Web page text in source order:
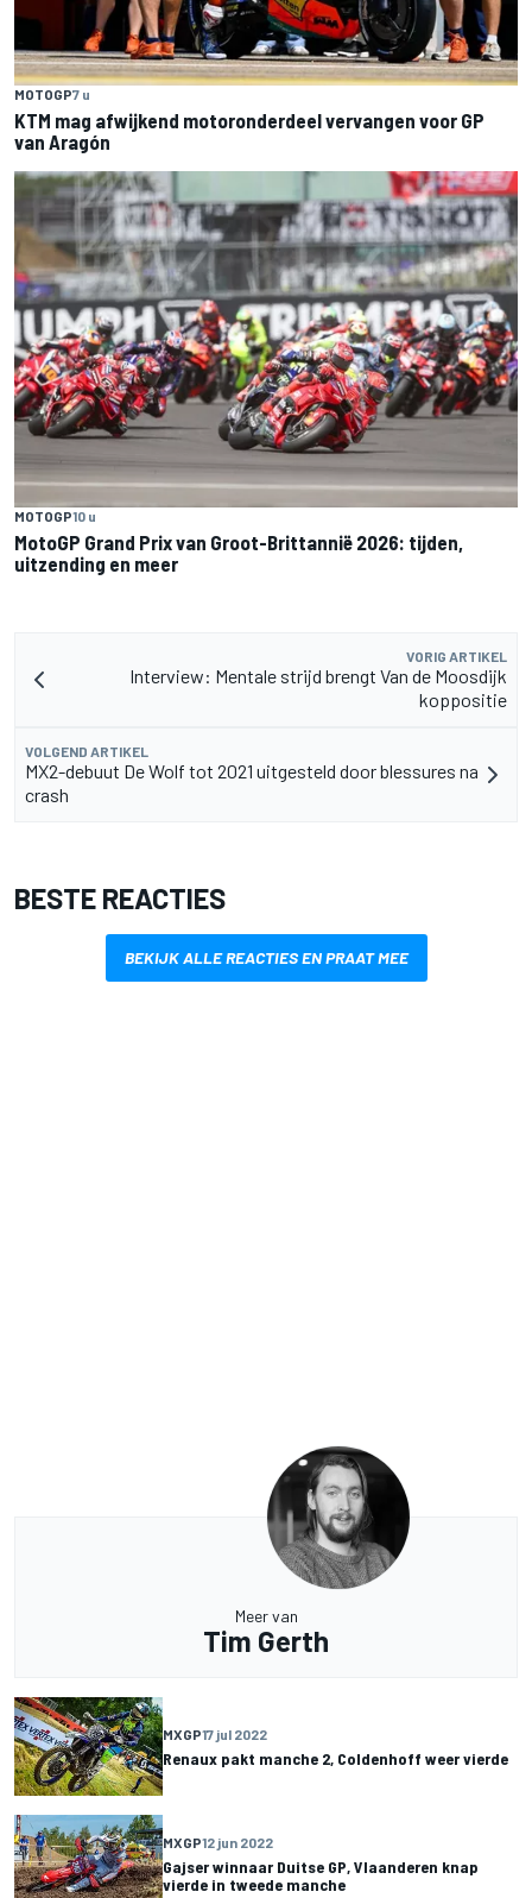
MOTOGP7 u
KTM mag afwijkend motoronderdeel vervangen voor GP
van Aragón
MOTOGP10 u
MotoGP Grand Prix van Groot-Brittannië 2026: tijden,
uitzending en meer
VORIG ARTIKEL
Interview: Mentale strijd brengt Van de Moosdijk
koppositie
VOLGEND ARTIKEL
MX2-debuut De Wolf tot 2021 uitgesteld door blessures na
crash
BESTE REACTIES
BEKIJK ALLE REACTIES EN PRAAT MEE
Meer van
Tim Gerth
MXGP17 jul 2022
Renaux pakt manche 2, Coldenhoff weer vierde
MXGP12 jun 2022
Gajser winnaar Duitse GP, Vlaanderen knap
vierde in tweede manche